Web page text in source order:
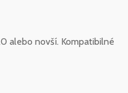
alebo novší. Kompatibilné